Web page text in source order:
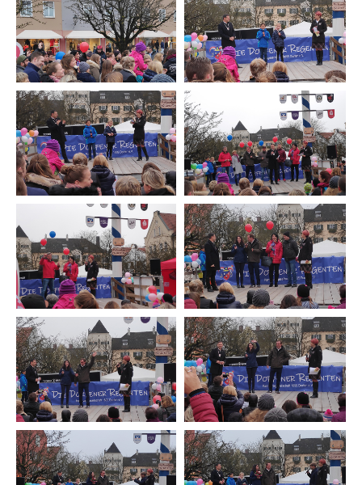
Leon und Leni sind das neue EPP der
KG Dorfen